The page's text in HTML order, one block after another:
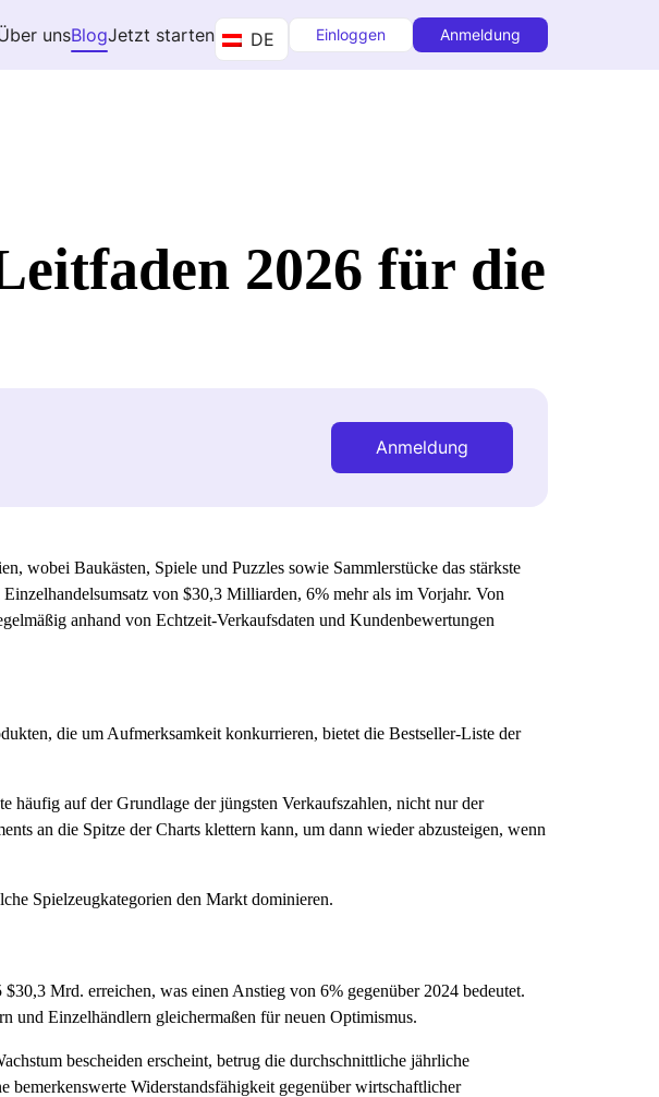
unsBlogJetzt starten DE Einloggen Anmeldung
2026 für die
Anmeldung
wobei Baukästen, Spiele und Puzzles sowie Sammlerstücke das stärkste
von $30,3 Milliarden, 6% mehr als im Vorjahr. Von
anhand von Echtzeit-Verkaufsdaten und Kundenbewertungen
die um Aufmerksamkeit konkurrieren, bietet die Bestseller-Liste der
häufig auf der Grundlage der jüngsten Verkaufszahlen, nicht nur der
an die Spitze der Charts klettern kann, um dann wieder abzusteigen, wenn
Spielzeugkategorien den Markt dominieren.
Mrd. erreichen, was einen Anstieg von 6% gegenüber 2024 bedeutet.
und Einzelhändlern gleichermaßen für neuen Optimismus.
bescheiden erscheint, betrug die durchschnittliche jährliche
bemerkenswerte Widerstandsfähigkeit gegenüber wirtschaftlicher